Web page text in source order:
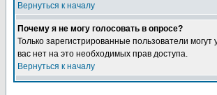
Вернуться к началу
Почему я не могу голосовать в опросе?
Только зарегистрированные пользователи
вас нет на это необходимых прав доступа.
Вернуться к началу